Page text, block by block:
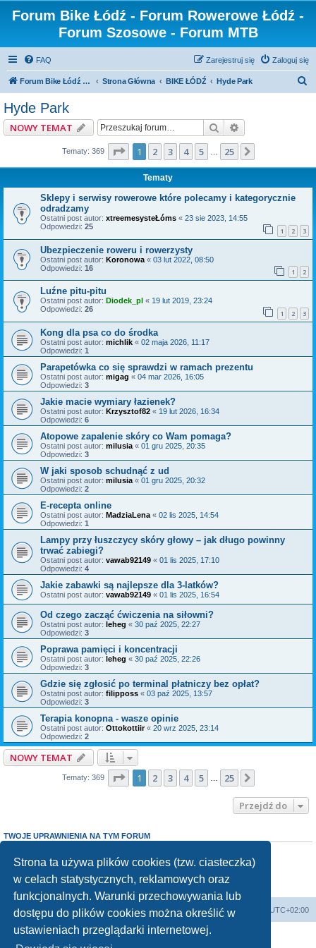
Strona ta używa plików cookies (tzw. ciasteczka)
w celach statystycznych, reklamowych oraz
funkcjonalnych. Warunki przechowywania lub
dostępu do plików cookies można określić w
ustawieniach przeglądarki internetowej.
Forum Bike Łódź - Forum Rowerowe Łódź -
Forum Szosowe - Forum MTB
FAQ Zaloguj się
Zarejestruj się
Forum Bike Łódź - Forum Rowerowe Łódź - Forum Szosowe - Forum MTB Strona Główna BIKE ŁÓDŹ Hyde Park
Hyde Park
NOWY TEMAT Szukaj
Tematy: 369 Strona z25
1 2 3 4 5 25
Tematy
Sklepy i serwisy rowerowe które polecamy i kategorycznie
odradzamy
Ostatni post autor: xtreemesysteŁóms « 23 sie 2023, 14:55
Odpowiedzi: 25 1 2 3
Ubezpieczenie roweru i rowerzysty
Ostatni post autor: Koronowa « 03 lut 2022, 08:50
Odpowiedzi: 16 1 2
Luźne pitu-pitu
Ostatni post autor: Diodek_pl « 19 lut 2019, 23:24
Odpowiedzi: 26 1 2 3
Kong dla psa co do środka
Ostatni post autor: michlik « 02 maja 2026, 11:17
Odpowiedzi: 1
Parapetówka co się sprawdzi w ramach prezentu
Ostatni post autor: migag « 04 mar 2026, 16:05
Odpowiedzi: 3
Jakie macie wymiary łazienek?
Ostatni post autor: Krzysztof82 « 19 lut 2026, 16:34
Odpowiedzi: 6
Atopowe zapalenie skóry co Wam pomaga?
Ostatni post autor: milusia « 01 gru 2025, 20:35
Odpowiedzi: 3
W jaki sposob schudnąć z ud
Ostatni post autor: milusia « 01 gru 2025, 20:32
Odpowiedzi: 2
E-recepta online
Ostatni post autor: MadziaLena « 02 lis 2025, 14:54
Odpowiedzi: 1
Lampy przy łuszczycy skóry głowy – jak długo powinny
trwać zabiegi?
Ostatni post autor: vawab92149 « 01 lis 2025, 17:10
Odpowiedzi: 4
Jakie zabawki są najlepsze dla 3-latków?
Ostatni post autor: vawab92149 « 01 lis 2025, 16:54
Od czego zacząć ćwiczenia na siłowni?
Ostatni post autor: leheg « 30 paź 2025, 22:27
Odpowiedzi: 3
Poprawa pamięci i koncentracji
Ostatni post autor: leheg « 30 paź 2025, 22:26
Odpowiedzi: 3
Gdzie się zgłosić po terminal płatniczy bez opłat?
Ostatni post autor: filipposs « 03 paź 2025, 13:57
Odpowiedzi: 3
Terapia konopna - wasze opinie
Ostatni post autor: Ottokottiir« 20 wrz 2025, 23:14
Odpowiedzi: 2
NOWY TEMAT
Tematy: 369 Strona z25
1 2 3 4 5 25
Przejdź do
TWOJE UPRAWNIENIA NA TYM FORUM
Nie możesz odpowiadać w tematach
Nie możesz zmieniać swoich postów
Nie możeszusuwać swoich postów
Forum Bike Łódź - Forum Rowerowe Łódź - Forum Szosowe - Forum MTB Strona Główna Strefa czasowa UTC+02:00
Linki partnerskie:strony www lodz,Fotografia Analogowa